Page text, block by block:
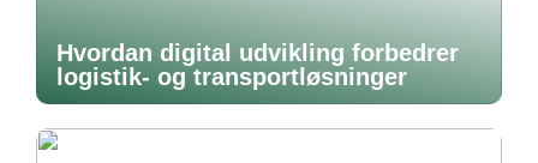
Hvordan digital udvikling forbedrer
logistik- og transportløsninger